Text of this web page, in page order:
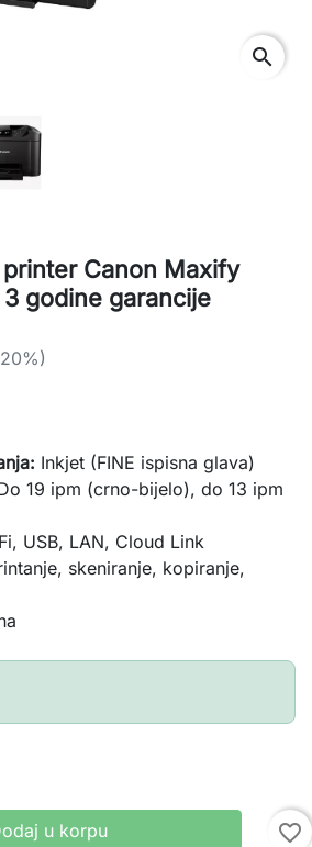
search
Canon Maxify
godine garancije
Inkjet (FINE ispisna glava)
19 ipm (crno-bijelo), do 13 ipm
USB, LAN, Cloud Link
skeniranje, kopiranje,
u korpu
favorite_border